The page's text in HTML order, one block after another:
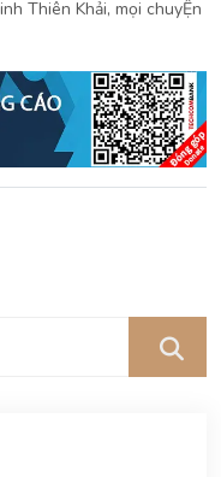
Thiên Khải, mọi chuyỆn